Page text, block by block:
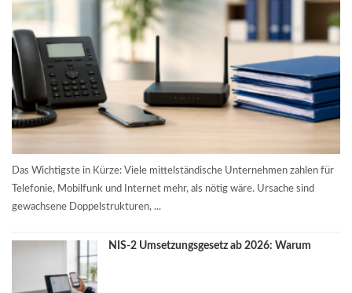
Das Wichtigste in Kürze: Viele mittelständische Unternehmen zahlen für
Telefonie, Mobilfunk und Internet mehr, als nötig wäre. Ursache sind
gewachsene Doppelstrukturen, ...
NIS-2 Umsetzungsgesetz ab 2026: Warum